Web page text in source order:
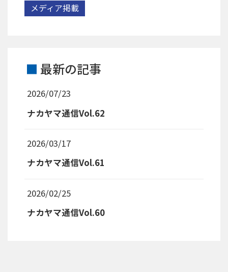
メディア掲載
最新の記事
2026/07/23
ナカヤマ通信Vol.62
2026/03/17
ナカヤマ通信Vol.61
2026/02/25
ナカヤマ通信Vol.60